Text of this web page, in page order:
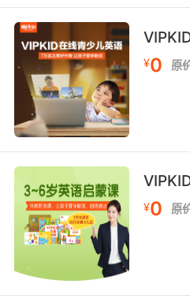
¥0 原
¥0 原